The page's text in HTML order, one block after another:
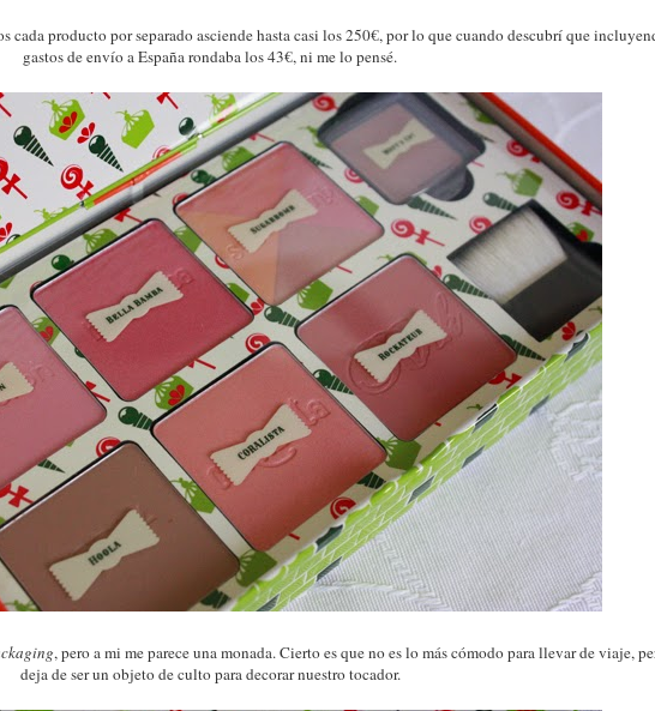
cada producto por separado asciende hasta casi los 250€, por lo que cuando descubrí que
gastos de envío a España rondaba los 43€, ni me lo pensé.
, pero a mi me parece una monada. Cierto es que no es lo más cómodo para llevar de viaje,
deja de ser un objeto de culto para decorar nuestro tocador.